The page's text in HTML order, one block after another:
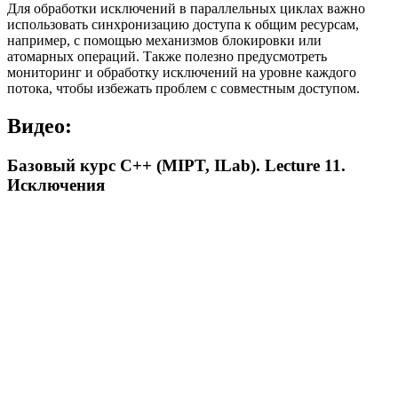
Для обработки исключений в параллельных циклах важно
использовать синхронизацию доступа к общим ресурсам,
например, с помощью механизмов блокировки или
атомарных операций. Также полезно предусмотреть
мониторинг и обработку исключений на уровне каждого
потока, чтобы избежать проблем с совместным доступом.
Видео:
Базовый курс C++ (MIPT, ILab). Lecture 11.
Исключения